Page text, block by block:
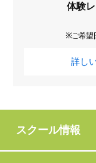
体験
※ご希望
詳し
スクール情報